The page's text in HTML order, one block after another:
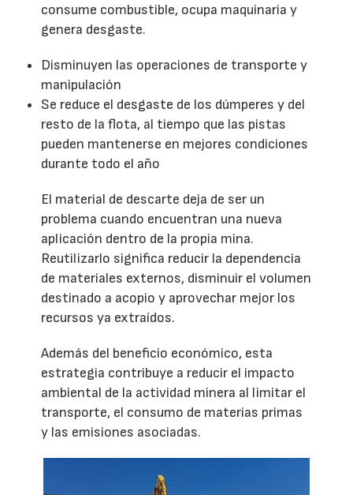
consume combustible, ocupa maquinaria y
genera desgaste.
Disminuyen las operaciones de transporte y
manipulación
Se reduce el desgaste de los dúmperes y del
resto de la flota, al tiempo que las pistas
pueden mantenerse en mejores condiciones
durante todo el año
El material de descarte deja de ser un
problema cuando encuentran una nueva
aplicación dentro de la propia mina.
Reutilizarlo significa reducir la dependencia
de materiales externos, disminuir el volumen
destinado a acopio y aprovechar mejor los
recursos ya extraídos.
Además del beneficio económico, esta
estrategia contribuye a reducir el impacto
ambiental de la actividad minera al limitar el
transporte, el consumo de materias primas
y las emisiones asociadas.